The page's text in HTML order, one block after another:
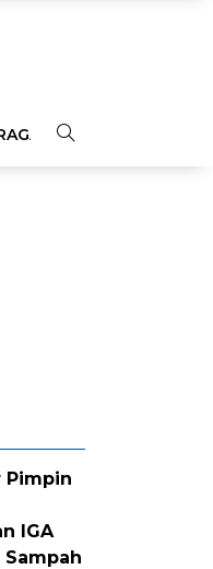
OPINI
Pimpin
IGA